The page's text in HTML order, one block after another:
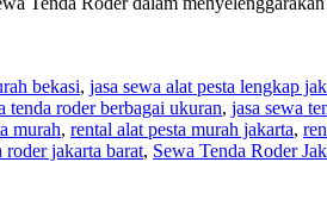
bekasi, jasa sewa alat pesta lengkap
tenda roder berbagai ukuran, jasa sewa
murah, rental alat pesta murah jakarta,
roder jakarta barat, Sewa Tenda Roder